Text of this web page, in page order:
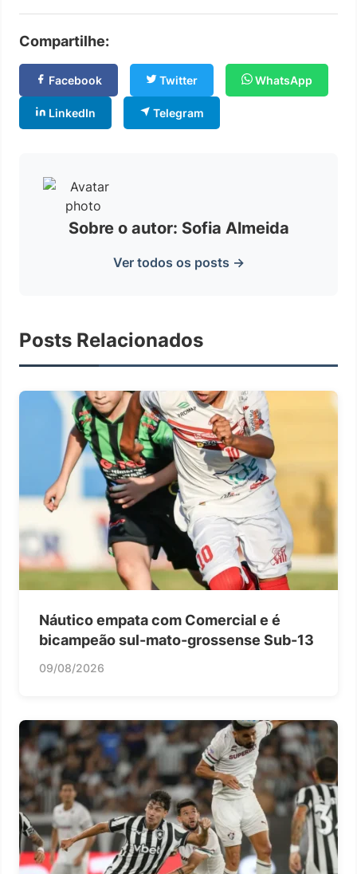
Compartilhe:
Facebook Twitter WhatsApp
LinkedIn Telegram
Sobre o autor: Sofia Almeida
Ver todos os posts →
Posts Relacionados
Náutico empata com Comercial e é
bicampeão sul-mato-grossense Sub-13
09/08/2026